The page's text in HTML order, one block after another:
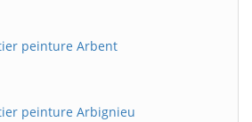
peinture Arbent
peinture Arbignieu